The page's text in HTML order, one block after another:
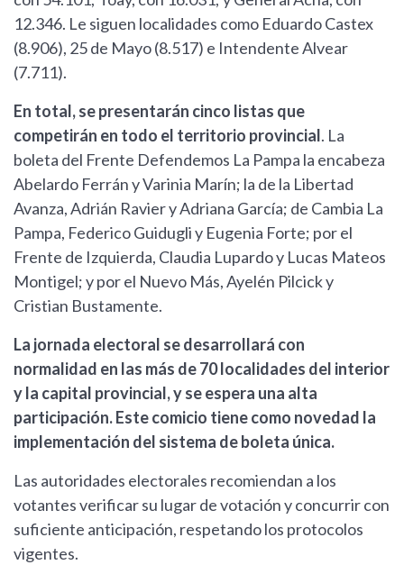
12.346. Le siguen localidades como Eduardo Castex
(8.906), 25 de Mayo (8.517) e Intendente Alvear
(7.711).
En total, se presentarán cinco listas que
competirán en todo el territorio provincial. La
boleta del Frente Defendemos La Pampa la encabeza
Abelardo Ferrán y Varinia Marín; la de la Libertad
Avanza, Adrián Ravier y Adriana García; de Cambia La
Pampa, Federico Guidugli y Eugenia Forte; por el
Frente de Izquierda, Claudia Lupardo y Lucas Mateos
Montigel; y por el Nuevo Más, Ayelén Pilcick y
Cristian Bustamente.
La jornada electoral se desarrollará con
normalidad en las más de 70 localidades del interior
y la capital provincial, y se espera una alta
participación. Este comicio tiene como novedad la
implementación del sistema de boleta única.
Las autoridades electorales recomiendan a los
votantes verificar su lugar de votación y concurrir con
suficiente anticipación, respetando los protocolos
vigentes.